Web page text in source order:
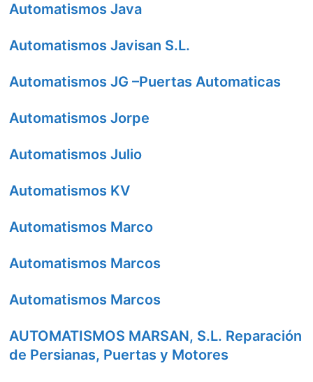
Automatismos Java
Automatismos Javisan S.L.
Automatismos JG –Puertas Automaticas
Automatismos Jorpe
Automatismos Julio
Automatismos KV
Automatismos Marco
Automatismos Marcos
Automatismos Marcos
AUTOMATISMOS MARSAN, S.L. Reparación
de Persianas, Puertas y Motores